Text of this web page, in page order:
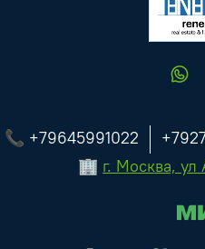
📞 +79645991022
🏢 г. Москва, ул